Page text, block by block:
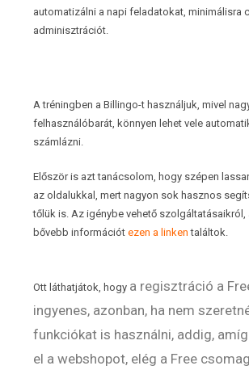
automatizálni a napi feladatokat, minimálisra
adminisztrációt.
A tréningben a Billingo-t használjuk, mivel
felhasználóbarát, könnyen lehet vele
számlázni.
Először is azt tanácsolom, hogy szépen
az oldalukkal, mert nagyon sok hasznos
tőlük is. Az igénybe vehető szolgáltatásaikról,
bővebb információtezen a linkentaláltok.
Ott láthatjátok, hogy a regisztráció a
ingyenes, azonban, ha nem
funkciókat is használni, addig,
el a webshopot, elég a Free